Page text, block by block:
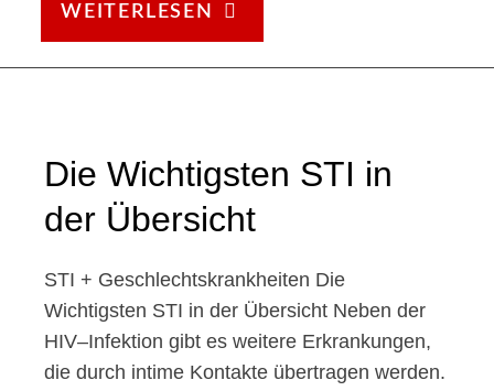
WEITERLESEN
INFEKTIONEN
Die Wichtigsten STI in
der Übersicht
STI + Geschlechtskrankheiten Die
Wichtigsten STI in der Übersicht Neben der
HIV–Infektion gibt es weitere Erkrankungen,
die durch intime Kontakte übertragen werden.